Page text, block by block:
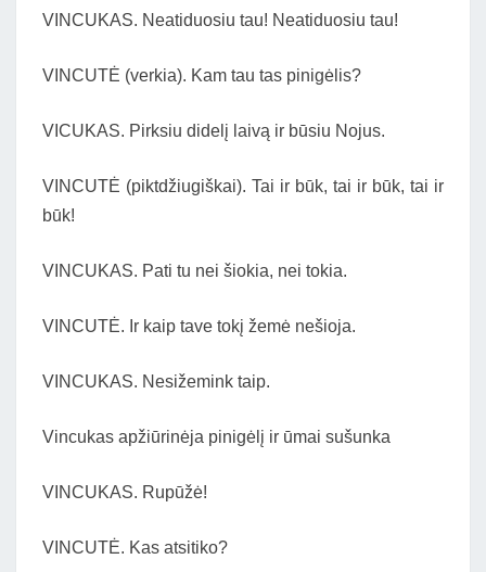
VINCUKAS. Neatiduosiu tau! Neatiduosiu tau!
VINCUTĖ (verkia). Kam tau tas pinigėlis?
VICUKAS. Pirksiu didelį laivą ir būsiu Nojus.
VINCUTĖ (piktdžiugiškai). Tai ir būk, tai ir būk, tai ir
būk!
VINCUKAS. Pati tu nei šiokia, nei tokia.
VINCUTĖ. Ir kaip tave tokį žemė nešioja.
VINCUKAS. Nesižemink taip.
Vincukas apžiūrinėja pinigėlį ir ūmai sušunka
VINCUKAS. Rupūžė!
VINCUTĖ. Kas atsitiko?